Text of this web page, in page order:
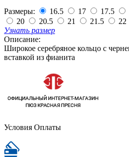
Размеры:
16.5 17 17.5
20
20.5 21 21.5 22
Узнать размер
Описание:
Широкое серебряное кольцо с
вставкой из фианита
Условия Оплаты